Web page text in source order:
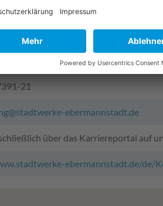
für Bäderbetriebe
für Wasserversorgung
für Betriebstechnik
Donaubauer
21
ebermannstadt.de
über das Karriereportal auf
ebermannstadt.de/de/